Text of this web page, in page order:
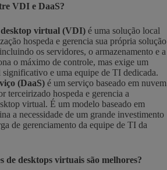
VDI e DaaS?
virtual (VDI) é uma solução local
hospeda e gerencia sua própria solução
os servidores, o armazenamento e a
o máximo de controle, mas exige um
e uma equipe de TI dedicada.
(DaaS) é um serviço baseado em nuvem
terceirizado hospeda e gerencia a
virtual. É um modelo baseado em
a necessidade de um grande investimento
de gerenciamento da equipe de TI da
de desktops virtuais são melhores?